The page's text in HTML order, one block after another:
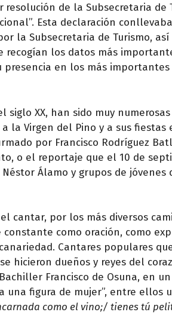
resolución de la Subsecretaria de
Esta declaración
la Subsecretaria de Turismo,
recogían los datos más
en los más
XX, han sido muy
Virgen del Pino y a sus fiestas
por Francisco Rodríguez
o el reportaje que el 10 de
Álamo y grupos de jóvenes
cantar, por los más diversos
como oración, como
Cantares populares
hicieron dueños y reyes del
Francisco de Osuna, en
una figura de mujer”, entre ellos
como el vino;/ tienes tú